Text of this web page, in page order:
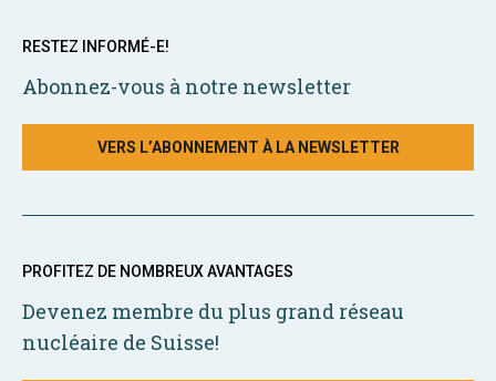
RESTEZ INFORMÉ-E!
Abonnez-vous à notre newsletter
VERS L’ABONNEMENT À LA NEWSLETTER
PROFITEZ DE NOMBREUX AVANTAGES
Devenez membre du plus grand réseau
nucléaire de Suisse!